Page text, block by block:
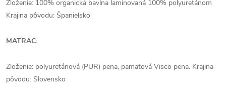
Zloženie: 100% organická bavlna laminovaná 100% polyuretánom
Krajina pôvodu: Španielsko
MATRAC:
Zloženie: polyuretánová (PUR) pena, pamäťová Visco pena. Krajina
pôvodu: Slovensko